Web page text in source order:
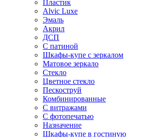
Пластик
Alvic Luxe
Эмаль
Акрил
ДСП
С патиной
Шкафы-купе с зеркалом
Матовое зеркало
Стекло
Цветное стекло
Пескоструй
Комбинированные
С витражами
С фотопечатью
Назначение
Шкафы-купе в гостиную